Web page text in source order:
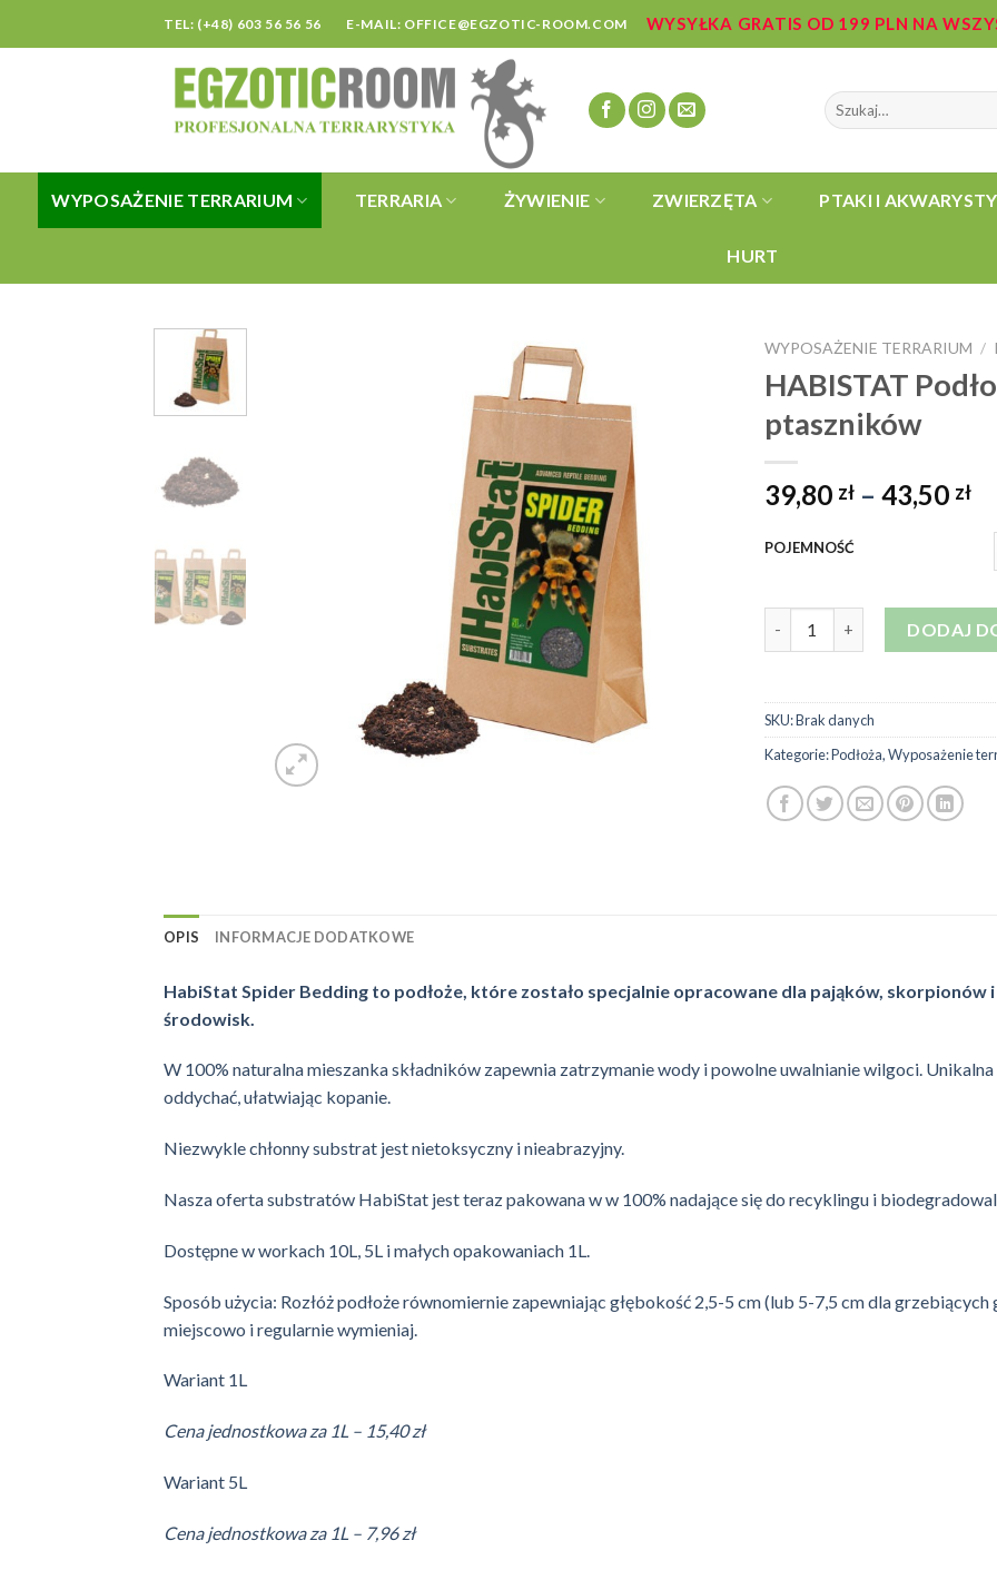
TEL: (+48) 603 56 56 56 E-MAIL: OFFICE@EGZOTIC-ROOM.COM WYSYŁKA GRATIS OD 199 PLN NA
Szukaj:
WYPOSAŻENIE TERRARIUM TERRARIA ŻYWIENIE ZWIERZĘTA PTAKI I
HURT
WYPOSAŻENIE TERRARIUM /
HABISTAT
ptaszników
39,80 zł – 43,50 zł
POJEMNOŚĆ
DODAJ
SKU:Brak danych
Kategorie:Podłoża,Wyposażenie
OPIS INFORMACJE DODATKOWE
HabiStat Spider Bedding to podłoże, które zostało specjalnie opracowane dla pająków, skorpionów
środowisk.
W 100% naturalna mieszanka składników zapewnia zatrzymanie wody i powolne uwalnianie wilgoci. Unikalna
oddychać, ułatwiając kopanie.
Niezwykle chłonny substrat jest nietoksyczny i nieabrazyjny.
Nasza oferta substratów HabiStat jest teraz pakowana w w 100% nadające się do recyklingu i
Dostępne w workach 10L, 5L i małych opakowaniach 1L.
Sposób użycia: Rozłóż podłoże równomiernie zapewniając głębokość 2,5-5 cm (lub 5-7,5 cm dla grzebiących
miejscowo i regularnie wymieniaj.
Wariant 1L
Cena jednostkowa za 1L – 15,40 zł
Wariant 5L
Cena jednostkowa za 1L – 7,96 zł